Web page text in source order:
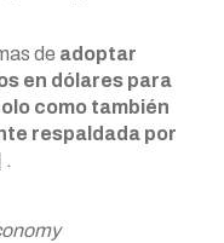
de adoptar
en dólares para
como también
respaldada por
.